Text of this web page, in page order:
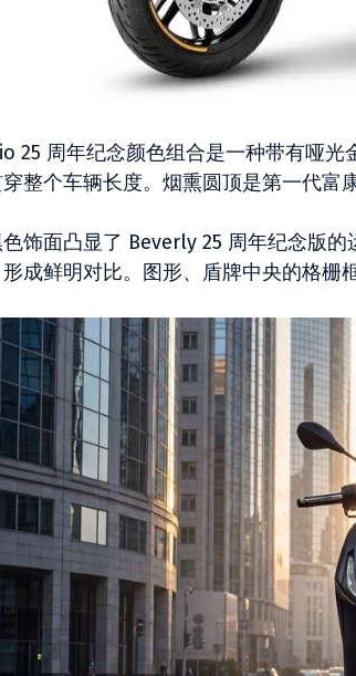
25 周年纪念颜色组合是一种带有哑
整个车辆长度。烟熏圆顶是第一代富
饰面凸显了 Beverly 25 周年纪念版
成鲜明对比。图形、盾牌中央的格栅